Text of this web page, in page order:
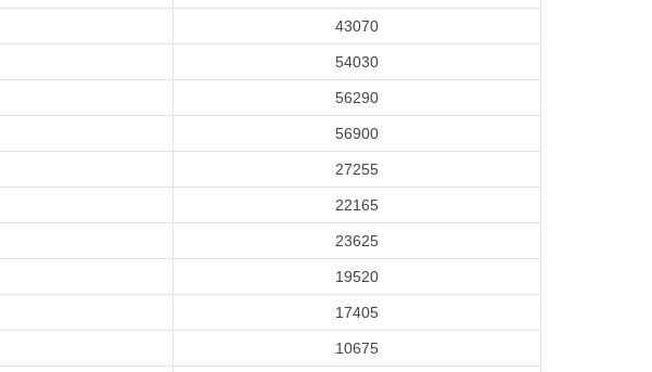
43070
54030
56290
56900
27255
22165
23625
19520
17405
10675